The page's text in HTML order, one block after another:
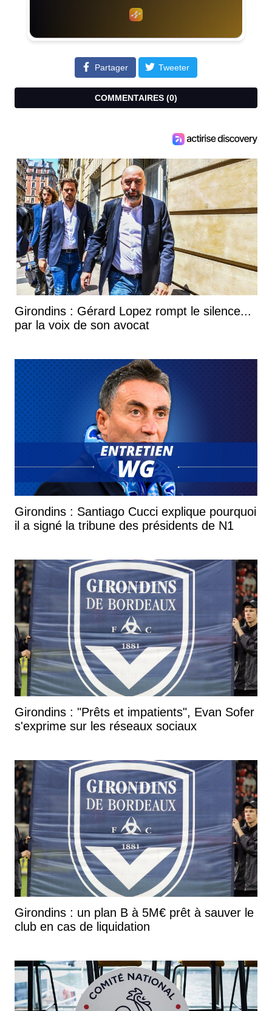
Partager Tweeter
COMMENTAIRES (0)
Girondins : Gérard Lopez rompt le silence...
par la voix de son avocat
Girondins : Santiago Cucci explique pourquoi
il a signé la tribune des présidents de N1
Girondins : "Prêts et impatients", Evan Sofer
s'exprime sur les réseaux sociaux
Girondins : un plan B à 5M€ prêt à sauver le
club en cas de liquidation